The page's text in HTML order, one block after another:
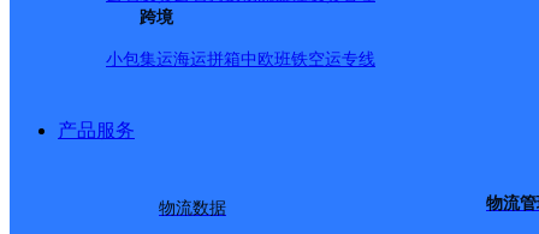
跨境
小包集运海运拼箱中欧班铁空运专线
产品服务
物流数据 物流